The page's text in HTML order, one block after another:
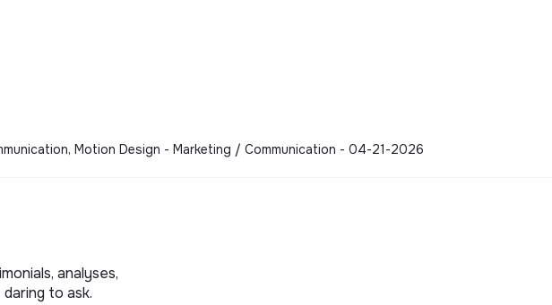
Motion Design - Marketing / Communication - 04-21-2026
analyses,
to ask.